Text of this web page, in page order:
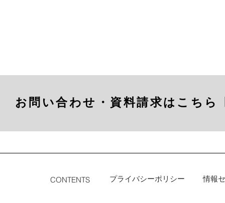
お問い合わせ・資料請求はこち
CONTENTS プライバシーポリシー 情報